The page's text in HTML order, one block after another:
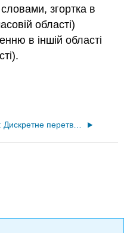
згортка в
області)
в іншій області